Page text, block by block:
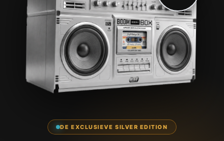
DE EXCLUSIEVE SILVER EDITION